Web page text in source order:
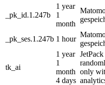
_pk_id.1.247b
1 year
1
month
_pk_ses.1.247b 1 hour
tk_ai
1 year
1
month
4 days
only